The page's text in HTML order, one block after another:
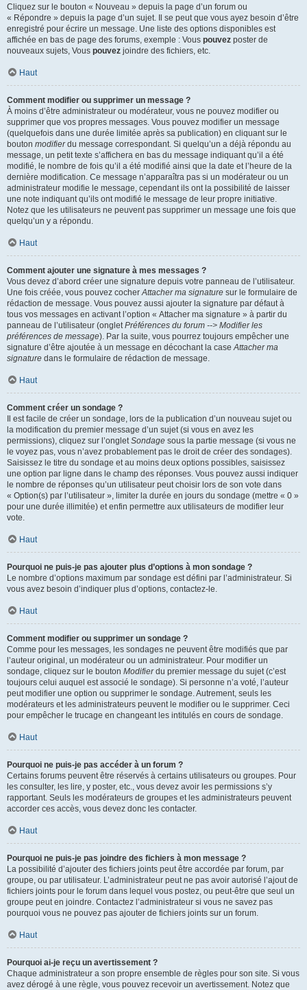
Cliquez sur le bouton « Nouveau » depuis la page d’un forum ou
« Répondre » depuis la page d’un sujet. Il se peut que vous ayez besoin d’être
enregistré pour écrire un message. Une liste des options disponibles est
affichée en bas de page des forums, exemple : Vous pouvez poster de
nouveaux sujets, Vous pouvez joindre des fichiers, etc.
Haut
Comment modifier ou supprimer un message ?
À moins d’être administrateur ou modérateur, vous ne pouvez modifier ou
supprimer que vos propres messages. Vous pouvez modifier un message
(quelquefois dans une durée limitée après sa publication) en cliquant sur le
bouton modifierdu message correspondant. Si quelqu’un a déjà répondu au
message, un petit texte s’affichera en bas du message indiquant qu’il a été
modifié, le nombre de fois qu’il a été modifié ainsi que la date et l’heure de la
dernière modification. Ce message n’apparaîtra pas si un modérateur ou un
administrateur modifie le message, cependant ils ont la possibilité de laisser
une note indiquant qu’ils ont modifié le message de leur propre initiative.
Notez que les utilisateurs ne peuvent pas supprimer un message une fois que
quelqu’un y a répondu.
Haut
Comment ajouter une signature à mes messages ?
Vous devez d’abord créer une signature depuis votre panneau de l’utilisateur.
Une fois créée, vous pouvez cocherAttacher ma signature sur le formulaire de
rédaction de message. Vous pouvez aussi ajouter la signature par défaut à
tous vos messages en activant l’option « Attacher ma signature » à partir du
panneau de l’utilisateur (ongletPréférences du forum --> Modifier les
préférences de message). Par la suite, vous pourrez toujours empêcher une
signature d’être ajoutée à un message en décochant la caseAttacher ma
signature dans le formulaire de rédaction de message.
Haut
Comment créer un sondage ?
Il est facile de créer un sondage, lors de la publication d’un nouveau sujet ou
la modification du premier message d’un sujet (si vous en avez les
permissions), cliquez sur l’ongletSondage sous la partie message (si vous ne
le voyez pas, vous n’avez probablement pas le droit de créer des sondages).
Saisissez le titre du sondage et au moins deux options possibles, saisissez
une option par ligne dans le champ des réponses. Vous pouvez aussi indiquer
le nombre de réponses qu’un utilisateur peut choisir lors de son vote dans
« Option(s) par l’utilisateur », limiter la durée en jours du sondage (mettre « 0 »
pour une durée illimitée) et enfin permettre aux utilisateurs de modifier leur
vote.
Haut
Pourquoi ne puis-je pas ajouter plus d’options à mon sondage ?
Le nombre d’options maximum par sondage est défini par l’administrateur. Si
vous avez besoin d’indiquer plus d’options, contactez-le.
Haut
Comment modifier ou supprimer un sondage ?
Comme pour les messages, les sondages ne peuvent être modifiés que par
l’auteur original, un modérateur ou un administrateur. Pour modifier un
sondage, cliquez sur le bouton Modifierdu premier message du sujet (c’est
toujours celui auquel est associé le sondage). Si personne n’a voté, l’auteur
peut modifier une option ou supprimer le sondage. Autrement, seuls les
modérateurs et les administrateurs peuvent le modifier ou le supprimer. Ceci
pour empêcher le trucage en changeant les intitulés en cours de sondage.
Haut
Pourquoi ne puis-je pas accéder à un forum ?
Certains forums peuvent être réservés à certains utilisateurs ou groupes. Pour
les consulter, les lire, y poster, etc., vous devez avoir les permissions s’y
rapportant. Seuls les modérateurs de groupes et les administrateurs peuvent
accorder ces accès, vous devez donc les contacter.
Haut
Pourquoi ne puis-je pas joindre des fichiers à mon message ?
La possibilité d’ajouter des fichiers joints peut être accordée par forum, par
groupe, ou par utilisateur. L’administrateur peut ne pas avoir autorisé l’ajout de
fichiers joints pour le forum dans lequel vous postez, ou peut-être que seul un
groupe peut en joindre. Contactez l’administrateur si vous ne savez pas
pourquoi vous ne pouvez pas ajouter de fichiers joints sur un forum.
Haut
Pourquoi ai-je reçu un avertissement ?
Chaque administrateur a son propre ensemble de règles pour son site. Si vous
avez dérogé à une règle, vous pouvez recevoir un avertissement. Notez que